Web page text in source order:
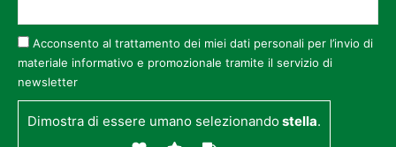
Acconsento al trattamento dei miei dati personali per l’invio di
materiale informativo e promozionale tramite il servizio di
newsletter
Dimostra di essere umano selezionandostella.